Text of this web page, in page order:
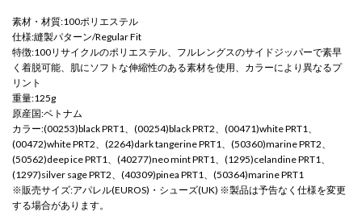
素材・材質:100ポリエステル
仕様:縫製パターン/Regular Fit
特徴:100リサイクルのポリエステル、フルレングスのサイドジッパーで素早
く着脱可能、肌にソフトな伸縮性のある素材を使用、カラーにより異なるプ
リント
重量:125g
原産国:ベトナム
カラー:(00253)black PRT1、(00254)black PRT2、(00471)white PRT1、
(00472)white PRT2、(2264)dark tangerine PRT1、(50360)marine PRT2、
(50562)deep ice PRT1、(40277)neo mint PRT1、(1295)celandine PRT1、
(1297)silver sage PRT2、(40309)pinea PRT1、(50364)marine PRT1
※販売サイズ:アパレル(EUROS)・シューズ(UK) ※製品は予告なく仕様を変更
する場合があります。